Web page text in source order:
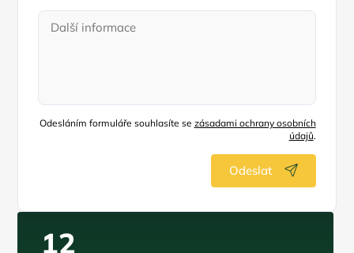
Odesláním formuláře souhlasíte se zásadami ochrany osobních
údajů.
Odeslat
12